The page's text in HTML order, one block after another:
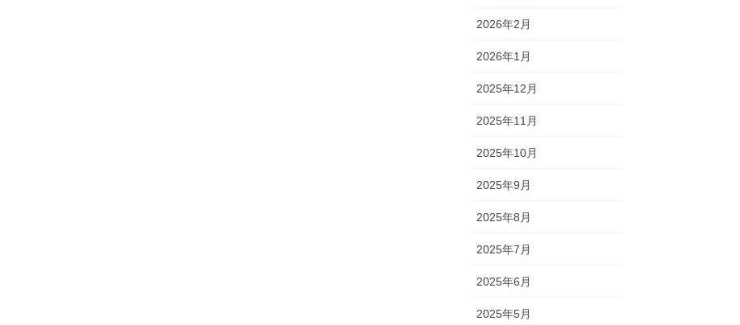
2026年2月
2026年1月
2025年12月
2025年11月
2025年10月
2025年9月
2025年8月
2025年7月
2025年6月
2025年5月